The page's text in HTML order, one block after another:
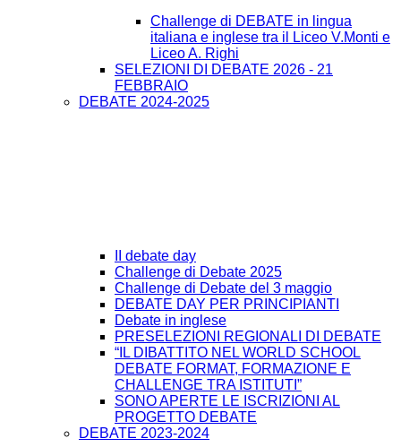
Challenge di DEBATE in lingua
italiana e inglese tra il Liceo V.Monti e
Liceo A. Righi
SELEZIONI DI DEBATE 2026 - 21
FEBBRAIO
DEBATE 2024-2025
II debate day
Challenge di Debate 2025
Challenge di Debate del 3 maggio
DEBATE DAY PER PRINCIPIANTI
Debate in inglese
PRESELEZIONI REGIONALI DI DEBATE
“IL DIBATTITO NEL WORLD SCHOOL
DEBATE FORMAT, FORMAZIONE E
CHALLENGE TRA ISTITUTI”
SONO APERTE LE ISCRIZIONI AL
PROGETTO DEBATE
DEBATE 2023-2024